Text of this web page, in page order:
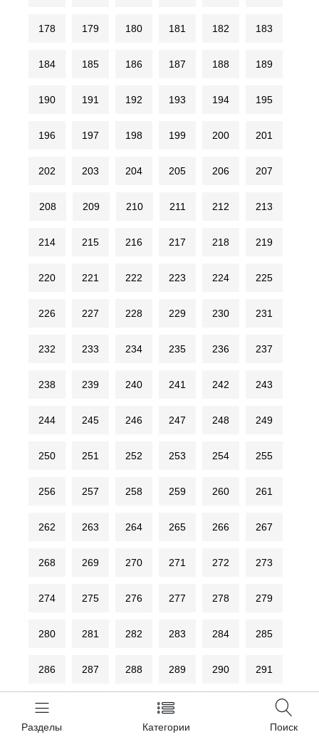
Разделы Категории Поиск
178 179 180 181 182 183
184 185 186 187 188 189
190 191 192 193 194 195
196 197 198 199 200 201
202 203 204 205 206 207
208 209 210 211 212 213
214 215 216 217 218 219
220 221 222 223 224 225
226 227 228 229 230 231
232 233 234 235 236 237
238 239 240 241 242 243
244 245 246 247 248 249
250 251 252 253 254 255
256 257 258 259 260 261
262 263 264 265 266 267
268 269 270 271 272 273
274 275 276 277 278 279
280 281 282 283 284 285
286 287 288 289 290 291
292 295